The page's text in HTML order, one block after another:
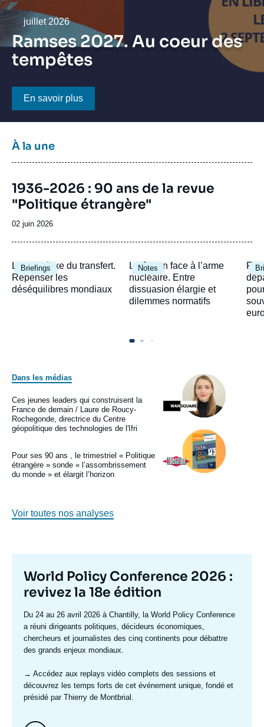
Nous soutenir
Date
juillet 2026
Ramses 2027. Au coeur des
tempêtes
Bouton CTA
En savoir plus
Titre
bloc
la
une
À la une
Image
de
couverture
la
1936-2026 : 90 ans de la revue
"Politique étrangère"
Date
02 juin 2026
Briefings
Image
principale
Le paradoxe du transfert.
Repenser les
déséquilibres mondiaux
Notes
Image
principale
Le Japon face à l’arme
nucléaire. Entre
dissuasion élargie et
dilemmes normatifs
Dans les médias
Logo
Image
principale
médiatique
Ces jeunes leaders qui construisent la
France de demain / Laure de Roucy-
Rochegonde, directrice du Centre
géopolitique des technologies de l'Ifri
Logo
Image
principale
médiatique
Pour ses 90 ans , le trimestriel « Politique
étrangère » sonde « l’assombrissement
du monde » et élargit l’horizon
Voir toutes nos analyses
Titre
mis
en
avant
World Policy Conference 2026 :
revivez la 18e édition
Texte
accroche
Du 24 au 26 avril 2026 à Chantilly, la World Policy Conference
a réuni dirigeants politiques, décideurs économiques,
chercheurs et journalistes des cinq continents pour débattre
des grands enjeux mondiaux.
→ Accédez aux replays vidéo complets des sessions et
découvrez les temps forts de cet événement unique, fondé et
présidé par Thierry de Montbrial.